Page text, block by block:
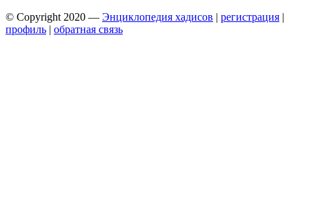
© Copyright 2020 — Энциклопедия хадисов | регистрация |
профиль | обратная связь